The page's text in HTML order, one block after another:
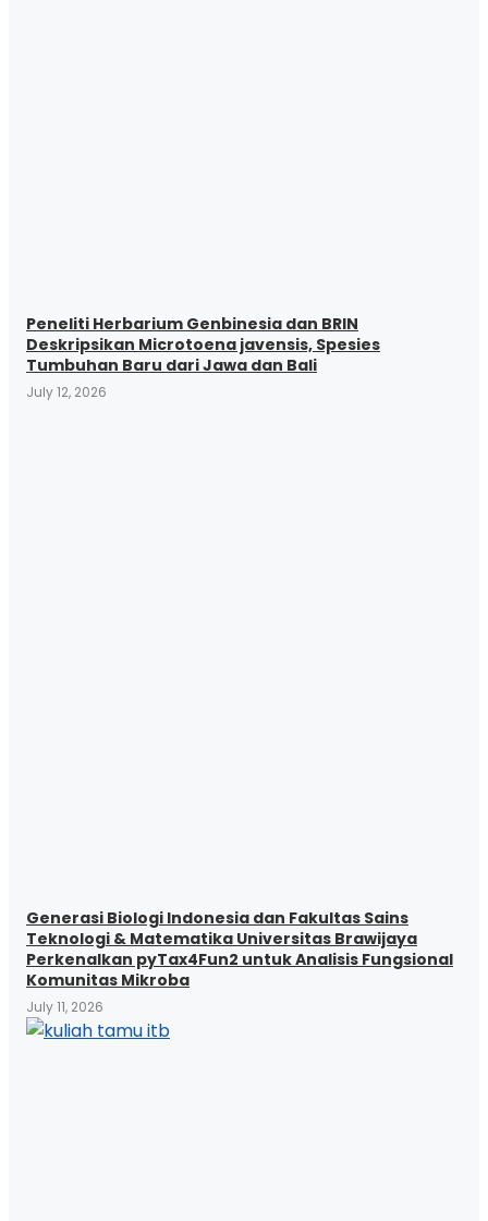
Peneliti Herbarium Genbinesia dan BRIN
Deskripsikan Microtoena javensis, Spesies
Tumbuhan Baru dari Jawa dan Bali
July 12, 2026
Generasi Biologi Indonesia dan Fakultas Sains
Teknologi & Matematika Universitas Brawijaya
Perkenalkan pyTax4Fun2 untuk Analisis Fungsional
Komunitas Mikroba
July 11, 2026